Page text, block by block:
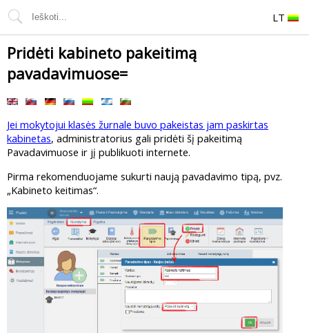
LT
Pridėti kabineto pakeitimą
pavadavimuose=
Jei mokytojui klasės žurnale buvo pakeistas jam paskirtas
kabinetas, administratorius gali pridėti šį pakeitimą
Pavadavimuose ir jį publikuoti internete.
Pirma rekomenduojame sukurti naują pavadavimo tipą, pvz.
„Kabineto keitimas“.